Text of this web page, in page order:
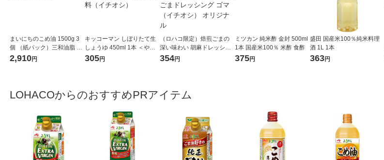
まいにちのこめ油 1500g 3
個 （紙パック）三和油脂 国
産 米油 業務用 大容量 特大
2,910円
キッコーマン しぼりたて生
しょうゆ 450ml 1本 ＜やわ
らか密封ボトル＞ 醤油 しょ
305円
（ロハコ限定）焙煎ごまの
深い味わい 胡麻ドレッシン
グ 490ml 1本 エスエスケイ
354円
ミツカン 純米酢 金封 500ml
1本 国産米100％ 米酢 食酢
375円
盛田 国産米100％純米料理
酒 1L 1本
363円
LOHACOからのおすすめPRアイテム